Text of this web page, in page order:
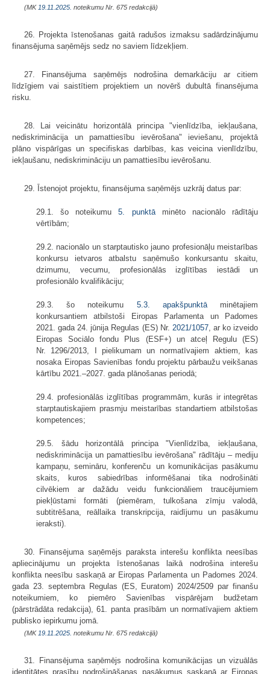
(MK 19.11.2025. noteikumu Nr. 675 redakcijā)
26. Projekta īstenošanas gaitā radušos izmaksu sadārdzinājumu
finansējuma saņēmējs sedz no saviem līdzekļiem.
27. Finansējuma saņēmējs nodrošina demarkāciju ar citiem
līdzīgiem vai saistītiem projektiem un novērš dubultā finansējuma
risku.
28. Lai veicinātu horizontālā principa "vienlīdzība, iekļaušana,
nediskriminācija un pamattiesību ievērošana" ieviešanu, projektā
plāno vispārīgas un specifiskas darbības, kas veicina vienlīdzību,
iekļaušanu, nediskrimināciju un pamattiesību ievērošanu.
29. Īstenojot projektu, finansējuma saņēmējs uzkrāj datus par:
29.1. šo noteikumu5. punktāminēto nacionālo rādītāju
vērtībām;
29.2. nacionālo un starptautisko jauno profesionāļu meistarības
konkursu ietvaros atbalstu saņēmušo konkursantu skaitu,
dzimumu, vecumu, profesionālās izglītības iestādi un
profesionālo kvalifikāciju;
29.3. šo noteikumu 5.3. apakšpunktāminētajiem
konkursantiem atbilstoši Eiropas Parlamenta un Padomes
2021. gada 24. jūnija Regulas (ES) Nr. 2021/1057, ar ko izveido
Eiropas Sociālo fondu Plus (ESF+) un atceļ Regulu (ES)
Nr. 1296/2013, I pielikumam un normatīvajiem aktiem, kas
nosaka Eiropas Savienības fondu projektu pārbaužu veikšanas
kārtību 2021.–2027. gada plānošanas periodā;
29.4. profesionālās izglītības programmām, kurās ir integrētas
starptautiskajiem prasmju meistarības standartiem atbilstošas
kompetences;
29.5. šādu horizontālā principa "Vienlīdzība, iekļaušana,
nediskriminācija un pamattiesību ievērošana" rādītāju – mediju
kampaņu, semināru, konferenču un komunikācijas pasākumu
skaits, kuros sabiedrības informēšanai tika nodrošināti
cilvēkiem ar dažādu veidu funkcionāliem traucējumiem
piekļūstami formāti (piemēram, tulkošana zīmju valodā,
subtitrēšana, reāllaika transkripcija, raidījumu un pasākumu
ieraksti).
30. Finansējuma saņēmējs paraksta interešu konflikta neesības
apliecinājumu un projekta īstenošanas laikā nodrošina interešu
konflikta neesību saskaņā ar Eiropas Parlamenta un Padomes 2024.
gada 23. septembra Regulas (ES, Euratom) 2024/2509 par finanšu
noteikumiem, ko piemēro Savienības vispārējam budžetam
(pārstrādāta redakcija), 61. panta prasībām un normatīvajiem aktiem
publisko iepirkumu jomā.
(MK 19.11.2025. noteikumu Nr. 675 redakcijā)
31. Finansējuma saņēmējs nodrošina komunikācijas un vizuālās
identitātes prasību nodrošināšanas pasākumus saskaņā ar Eiropas